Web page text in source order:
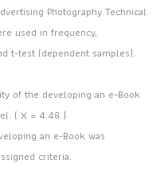
Photography Technical.
used in frequency,
t-test (dependent samples).
of the developing an e-Book
( X = 4.48 )
an e-Book was
criteria.